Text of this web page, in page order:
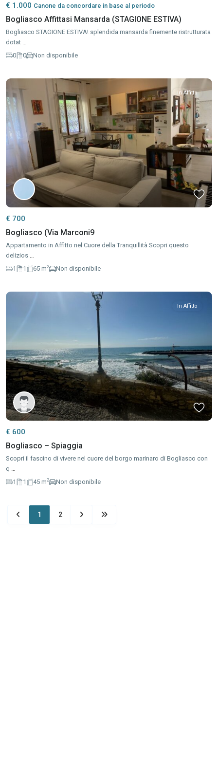
€ 1.000 Canone da concordare in base al periodo
Bogliasco Affittasi Mansarda (STAGIONE ESTIVA)
Bogliasco STAGIONE ESTIVA! splendida mansarda finemente ristrutturata
dotat
0
0 Non disponibile
In Affitto
€ 700
Bogliasco (Via Marconi9
Appartamento in Affitto nel Cuore della Tranquillità Scopri questo
delizios
1
1 65 m2 Non disponibile
In Affitto
€ 600
Bogliasco – Spiaggia
Scopri il fascino di vivere nel cuore del borgo marinaro di Bogliasco con
q
1
1 45 m2 Non disponibile
1 2